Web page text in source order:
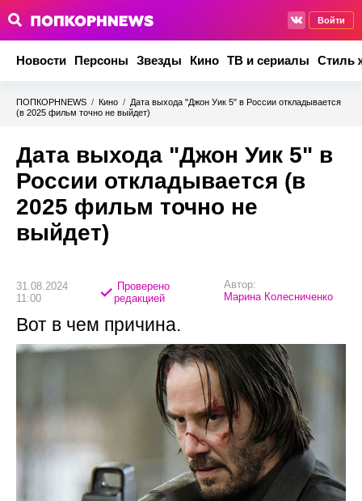
Войти
Новости Персоны Звезды Кино ТВ и сериалы Стиль
ПОПКОРНNEWS / Кино / Дата выхода "Джон Уик 5" в России откладывается
(в 2025 фильм точно не выйдет)
Дата выхода "Джон Уик 5" в
России откладывается (в
2025 фильм точно не
выйдет)
31.08.2024
11:00
Проверено
редакцией
Автор:
Марина Колесниченко
Вот в чем причина.